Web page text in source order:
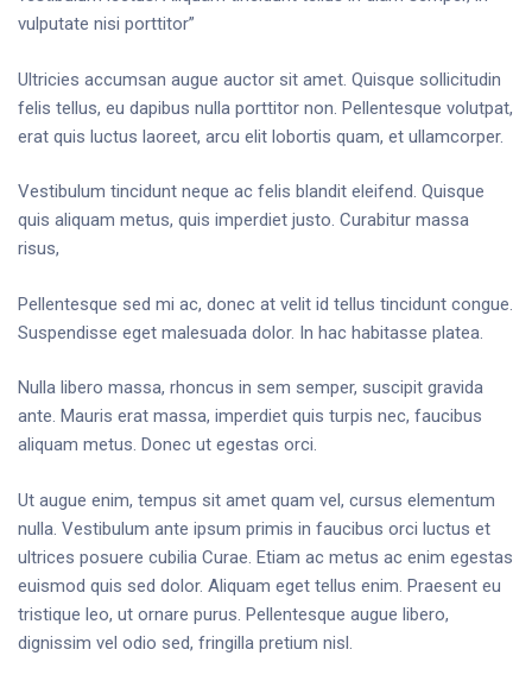
vulputate nisi porttitor”
Ultricies accumsan augue auctor sit amet. Quisque sollicitudin
felis tellus, eu dapibus nulla porttitor non. Pellentesque volutpat,
erat quis luctus laoreet, arcu elit lobortis quam, et ullamcorper.
Vestibulum tincidunt neque ac felis blandit eleifend. Quisque
quis aliquam metus, quis imperdiet justo. Curabitur massa
risus,
Pellentesque sed mi ac, donec at velit id tellus tincidunt congue.
Suspendisse eget malesuada dolor. In hac habitasse platea.
Nulla libero massa, rhoncus in sem semper, suscipit gravida
ante. Mauris erat massa, imperdiet quis turpis nec, faucibus
aliquam metus. Donec ut egestas orci.
Ut augue enim, tempus sit amet quam vel, cursus elementum
nulla. Vestibulum ante ipsum primis in faucibus orci luctus et
ultrices posuere cubilia Curae. Etiam ac metus ac enim egestas
euismod quis sed dolor. Aliquam eget tellus enim. Praesent eu
tristique leo, ut ornare purus. Pellentesque augue libero,
dignissim vel odio sed, fringilla pretium nisl.